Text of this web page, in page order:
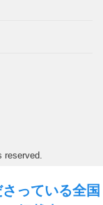
っている全国
reserved.